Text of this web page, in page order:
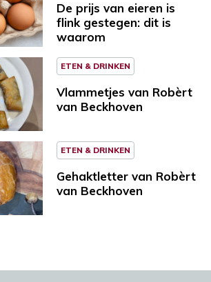
De prijs van eieren is
flink gestegen: dit is
waarom
ETEN & DRINKEN
Vlammetjes van Robèrt
van Beckhoven
ETEN & DRINKEN
Gehaktletter van Robèrt
van Beckhoven